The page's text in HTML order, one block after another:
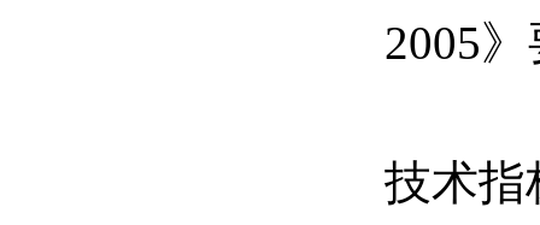
2005
技术指